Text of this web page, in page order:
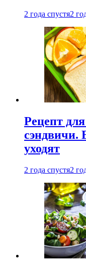
2 года спустя2
Рецепт
уходят
2 года спустя2